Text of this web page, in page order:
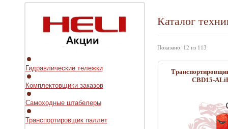
Гидравлические тележки
Комплектовщики заказов
Самоходные штабелеры
Транспортировщик паллет
Каталог
Показано: 12 из 113
CBD15-